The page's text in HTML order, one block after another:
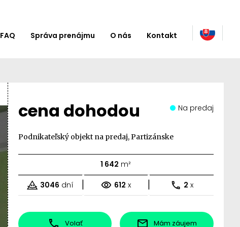
FAQ Správa prenájmu O nás Kontakt
cena dohodou Na predaj
Podnikateľský objekt na predaj, Partizánske
1 642 m²
3046 dní | 612 x | 2 x
Volať Mám záujem